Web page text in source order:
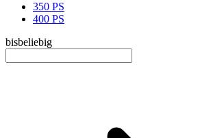
350 PS
400 PS
bisbeliebig